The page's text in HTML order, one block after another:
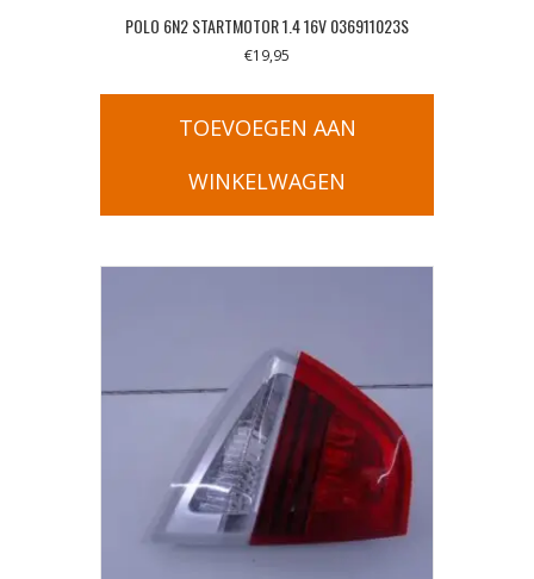
POLO 6N2 STARTMOTOR 1.4 16V 036911023S
€19,95
TOEVOEGEN AAN
WINKELWAGEN